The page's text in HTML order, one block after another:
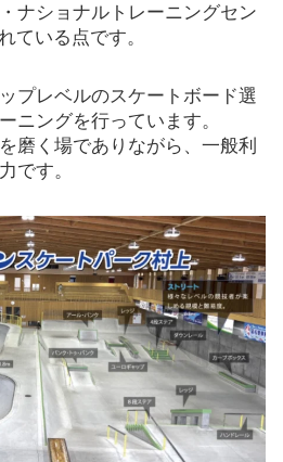
ナショナルトレーニングセン
ている点です。
プレベルのスケートボード選
ニングを行っています。
磨く場でありながら、一般利
です。